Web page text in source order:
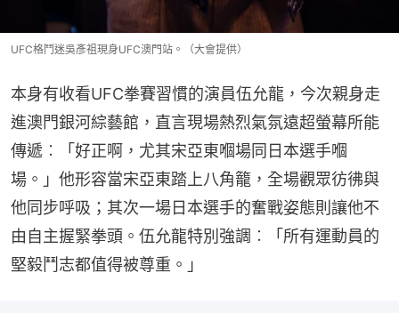
UFC格鬥迷吳彥祖現身UFC澳門站。（大會提供）
本身有收看UFC拳賽習慣的演員伍允龍，今次親身走
進澳門銀河綜藝館，直言現場熱烈氣氛遠超螢幕所能
傳遞︰「好正啊，尤其宋亞東嗰場同日本選手嗰
場。」他形容當宋亞東踏上八角籠，全場觀眾彷彿與
他同步呼吸；其次一場日本選手的奮戰姿態則讓他不
由自主握緊拳頭。伍允龍特別強調︰「所有運動員的
堅毅鬥志都值得被尊重。」